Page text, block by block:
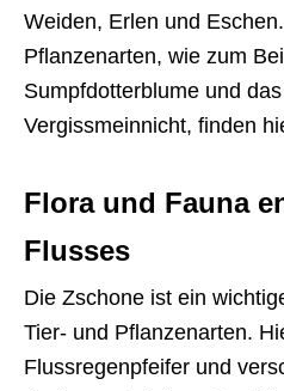
Weiden, Erlen und
Pflanzenarten, wie zum
Sumpfdotterblume und
Vergissmeinnicht, finden
Flora und Fauna
Flusses
Die Zschone ist ein
Tier- und Pflanzenarten.
Flussregenpfeifer und